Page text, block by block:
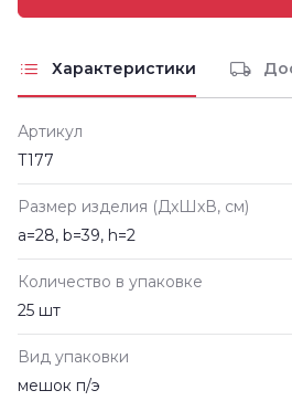
Характеристики
Артикул
Т177
Размер изделия (ДxШxВ, см)
a=28, b=39, h=2
Количество в упаковке
25 шт
Вид упаковки
мешок п/э